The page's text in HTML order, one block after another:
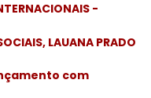
-
LAUANA PRADO
com